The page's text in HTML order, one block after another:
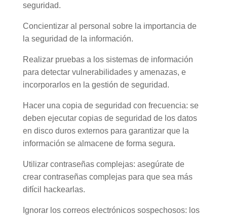
seguridad.
Concientizar al personal sobre la importancia de
la seguridad de la información.
Realizar pruebas a los sistemas de información
para detectar vulnerabilidades y amenazas, e
incorporarlos en la gestión de seguridad.
Hacer una copia de seguridad con frecuencia: se
deben ejecutar copias de seguridad de los datos
en disco duros externos para garantizar que la
información se almacene de forma segura.
Utilizar contraseñas complejas: asegúrate de
crear contraseñas complejas para que sea más
difícil hackearlas.
Ignorar los correos electrónicos sospechosos: los